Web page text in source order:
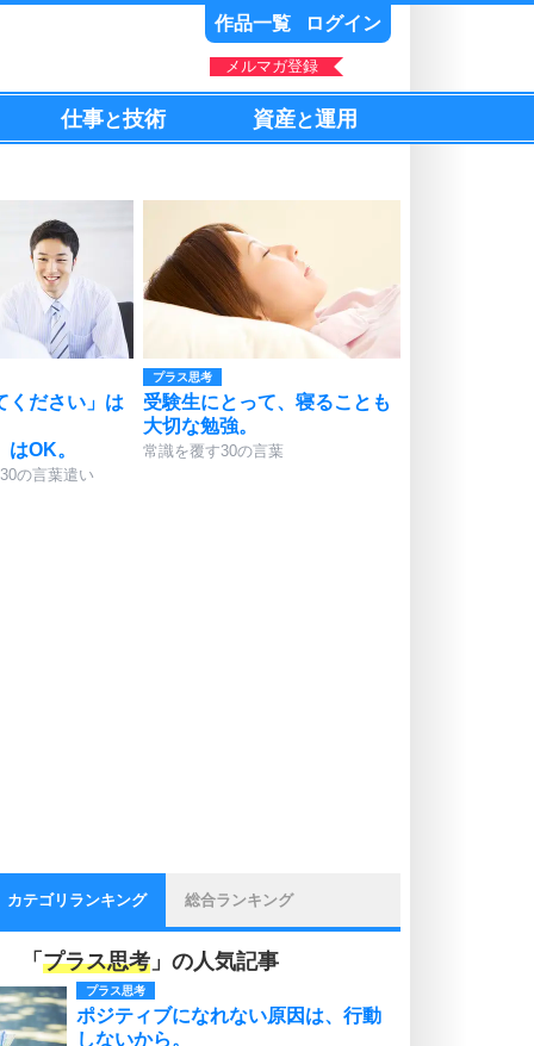
作品一覧 ログイン
メルマガ登録
仕事と技術 資産と運用
ください」は
はOK。
の言葉遣い
プラス思考
受験生にとって、寝ることも
大切な勉強。
常識を覆す30の言葉
カテゴリランキング 総合ランキング
「 プラス思考 」の人気記事
プラス思考
ポジティブになれない原因は、行動
しないから。